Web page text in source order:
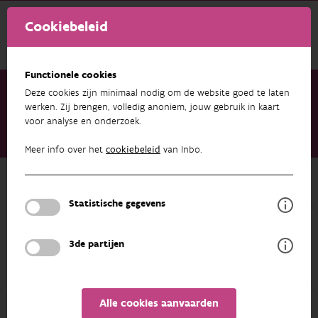
Cookiebeleid
Functionele cookies
Deze cookies zijn minimaal nodig om de website goed te laten
werken. Zij brengen, volledig anoniem, jouw gebruik in kaart
voor analyse en onderzoek.
Meer info over het cookiebeleid van Inbo.
Statistische gegevens
3de partijen
Alle cookies aanvaarden
Onderzoek & resultaten
INBO Nieuwsbrief. Oktober 2018
Terug naar overzicht
INBO Nieuwsbrief. Oktober 2018
01/10/2018
De samenvatting is helaas nog niet in het Nederlands
beschikbaar.